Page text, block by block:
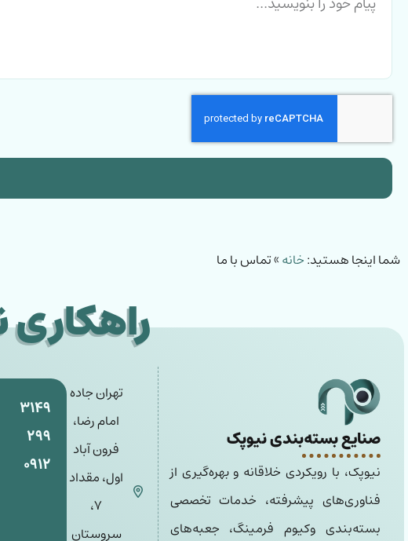
شما اینجا هستید:خانه»تماس با ما
راهکاری
صنایع بسته‌بندی نیوپک
نیوپک، با رویکردی خلاقانه و بهره‌گیری از
فناوری‌های پیشرفته، خدمات تخصصی
بسته‌بندی وکیوم فرمینگ، جعبه‌های
تهران جاده
امام رضا،
فرون آباد
اول، مقداد
٧،
سروستان
۳۱۴۹
۲۹۹
۰۹۱۲